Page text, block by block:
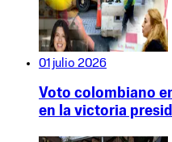
01 julio 2026
Voto colombiano
en la victoria